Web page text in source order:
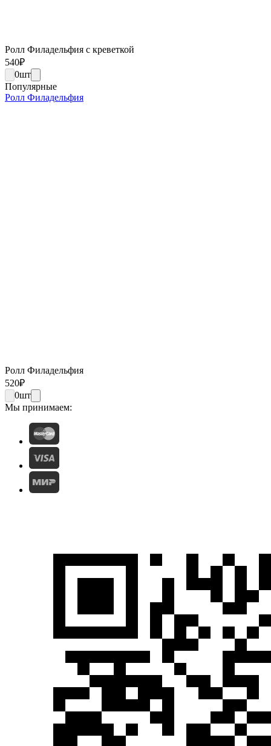
Ролл Филадельфия с креветкой
540₽
0шт
Популярные
Ролл Филадельфия
Ролл Филадельфия
520₽
0шт
Мы принимаем: